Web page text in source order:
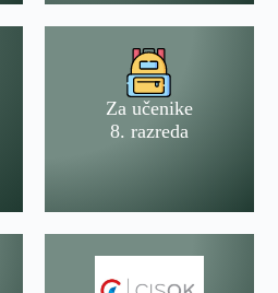
Za učenike
8. razreda